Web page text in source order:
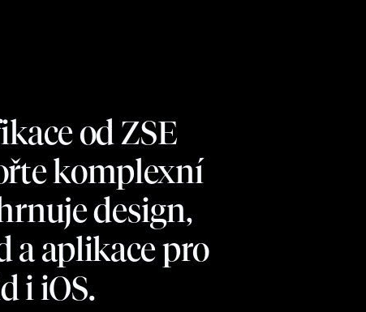
od ZSE
komplexní
design,
a aplikace pro
i iOS.